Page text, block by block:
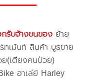
รับจ้างขนของ ย้าย
เม้นท์ สินค้า บูธขาย
(เตียงคนป่วย)
ฮาเล่ย์ Harley